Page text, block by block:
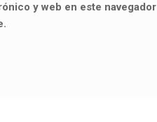
y web en este navegador